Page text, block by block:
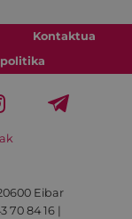
Kontaktua
Eibar
70 84 16 |